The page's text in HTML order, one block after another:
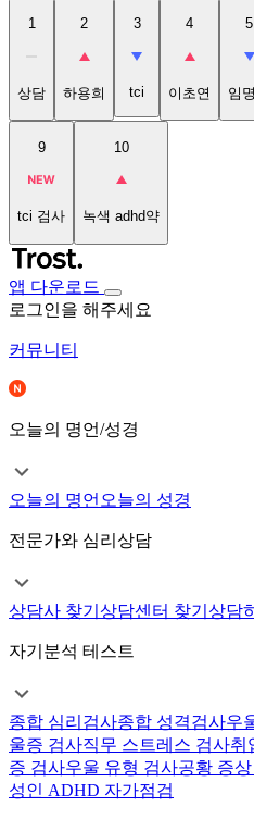
1
상담
2
하용희
3
tci
4
이초연
5
임
9
tci 검사
10
녹색 adhd약
앱 다운로드
로그인을 해주세요
커뮤니티
오늘의 명언/성경
오늘의 명언 오늘의 성경
전문가와 심리상담
상담사 찾기 상담센터 찾기 상담
자기분석 테스트
종합 심리검사종합 성격검사우
울증 검사직무 스트레스 검사취
증 검사우울 유형 검사공황 증
성인 ADHD 자가점검